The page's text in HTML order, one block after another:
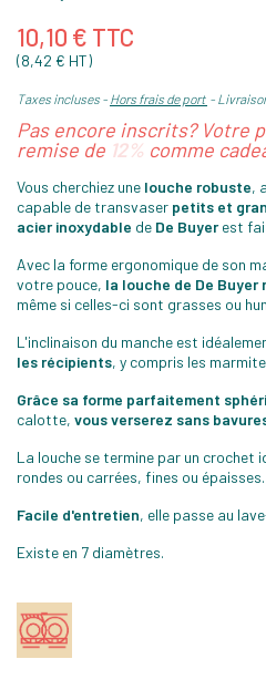
10,10 € TTC
(8,42 € HT)
Taxes incluses Hors frais de port
Pas encore inscrits? Votre
remise de 12% comme
Vous cherchiez une louche robuste,
capable de transvaser petits et
acier inoxydable de De Buyerest
Avec la forme ergonomique de son
votre pouce, la louche de De Buyer
même si celles-ci sont grasses ou
L'inclinaison du manche est
les récipients, y compris les
Grâce sa forme parfaitement
calotte, vous verserez sans
La louche se termine par un crochet
rondes ou carrées, fines ou épaisses.
Facile d'entretien, elle passe au
Existe en 7 diamètres.